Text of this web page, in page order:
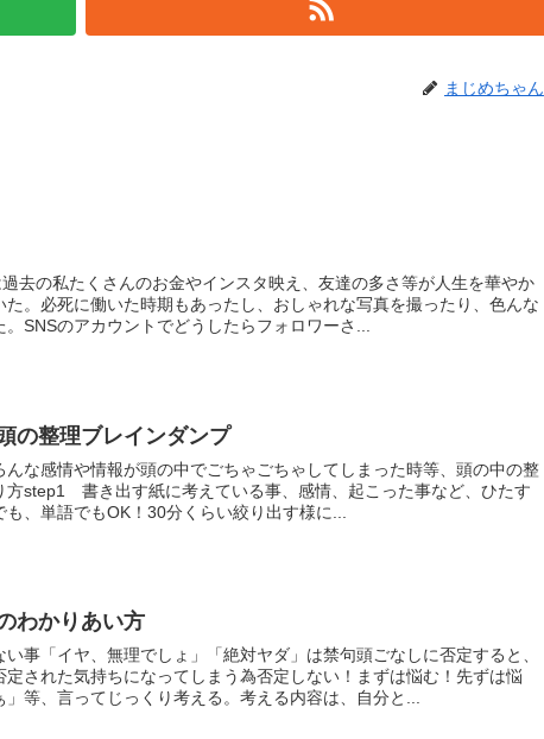
まじめちゃん
過去の私たくさんのお金やインスタ映え、友達の多さ等が人生を華やか
た。必死に働いた時期もあったし、おしゃれな写真を撮ったり、色んな
SNSのアカウントでどうしたらフォロワーさ...
の整理ブレインダンプ
んな感情や情報が頭の中でごちゃごちゃしてしまった時等、頭の中の整
方step1 書き出す紙に考えている事、感情、起こった事など、ひたす
、単語でもOK！30分くらい絞り出す様に...
わかりあい方
事「イヤ、無理でしょ」「絶対ヤダ」は禁句頭ごなしに否定すると、
された気持ちになってしまう為否定しない！まずは悩む！先ずは悩
」等、言ってじっくり考える。考える内容は、自分と...